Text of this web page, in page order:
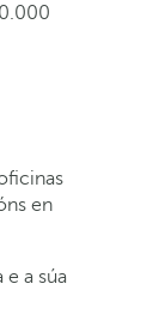
en
a súa